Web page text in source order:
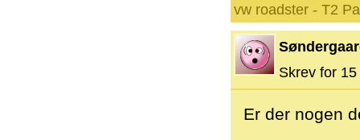
vw roadster - T2
Skrev for
Er der nogen